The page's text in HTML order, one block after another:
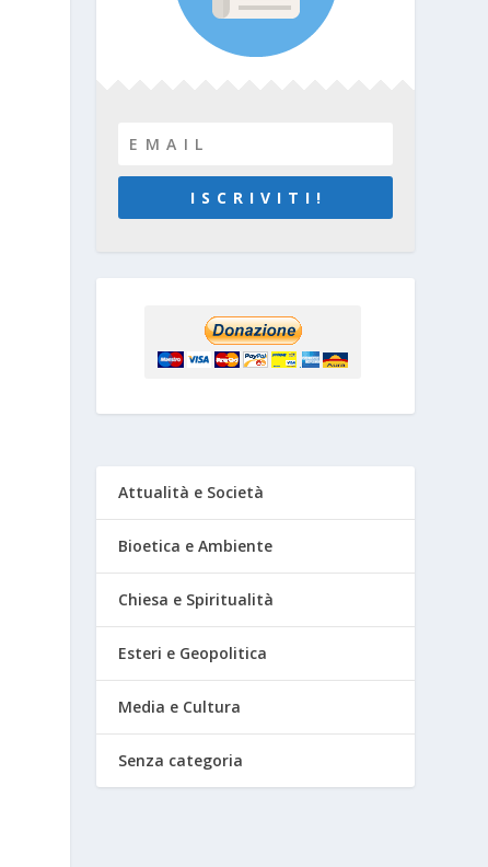
I S C R I V I T I !
Attualità e Società
Bioetica e Ambiente
Chiesa e Spiritualità
Esteri e Geopolitica
Media e Cultura
Senza categoria